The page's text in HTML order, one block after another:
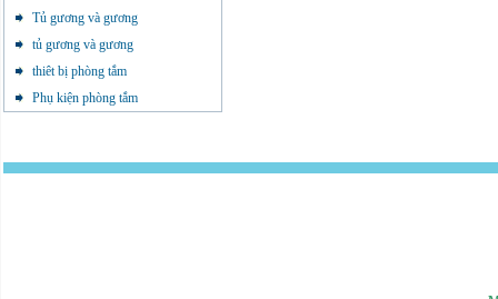
Tủ gương và gương
tủ gương và gương
thiêt bị phòng tắm
Phụ kiện phòng tắm